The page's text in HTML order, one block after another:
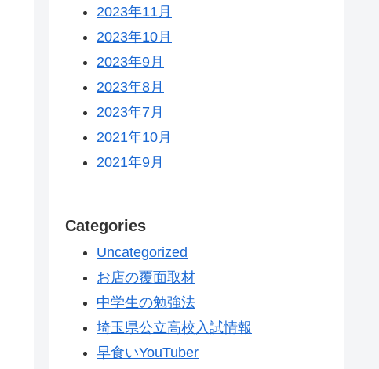
2023年11月
2023年10月
2023年9月
2023年8月
2023年7月
2021年10月
2021年9月
Categories
Uncategorized
お店の覆面取材
中学生の勉強法
埼玉県公立高校入試情報
早食いYouTuber